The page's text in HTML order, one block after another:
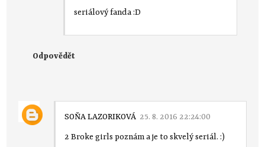
seriálový fanda :D
Odpovědět
SOŇA LAZORIKOVÁ 25. 8. 2016 22:24:00
2 Broke girls poznám a je to skvelý seriál. :)